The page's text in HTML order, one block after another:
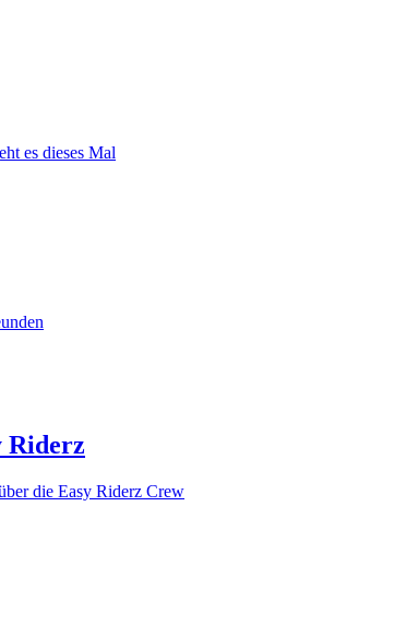
es dieses Mal
Riderz
die Easy Riderz Crew